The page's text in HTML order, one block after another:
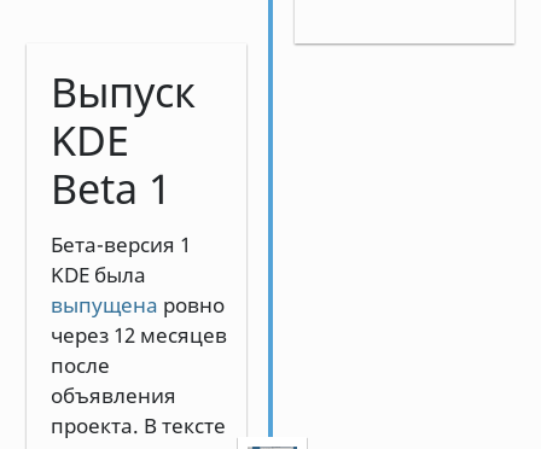
Выпуск
KDE
Beta 1
Бета-версия 1
KDE была
выпущена ровно
через 12 месяцев
после
объявления
проекта. В тексте